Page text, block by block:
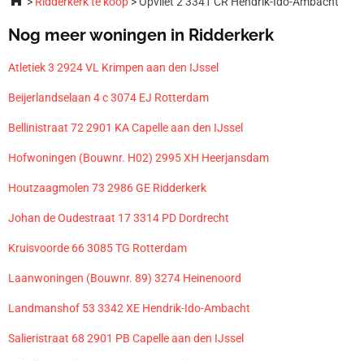
Nog meer woningen in Ridderkerk
Atletiek 3 2924 VL Krimpen aan den IJssel
Beijerlandselaan 4 c 3074 EJ Rotterdam
Bellinistraat 72 2901 KA Capelle aan den IJssel
Hofwoningen (Bouwnr. H02) 2995 XH Heerjansdam
Houtzaagmolen 73 2986 GE Ridderkerk
Johan de Oudestraat 17 3314 PD Dordrecht
Kruisvoorde 66 3085 TG Rotterdam
Laanwoningen (Bouwnr. 89) 3274 Heinenoord
Landmanshof 53 3342 XE Hendrik-Ido-Ambacht
Salieristraat 68 2901 PB Capelle aan den IJssel